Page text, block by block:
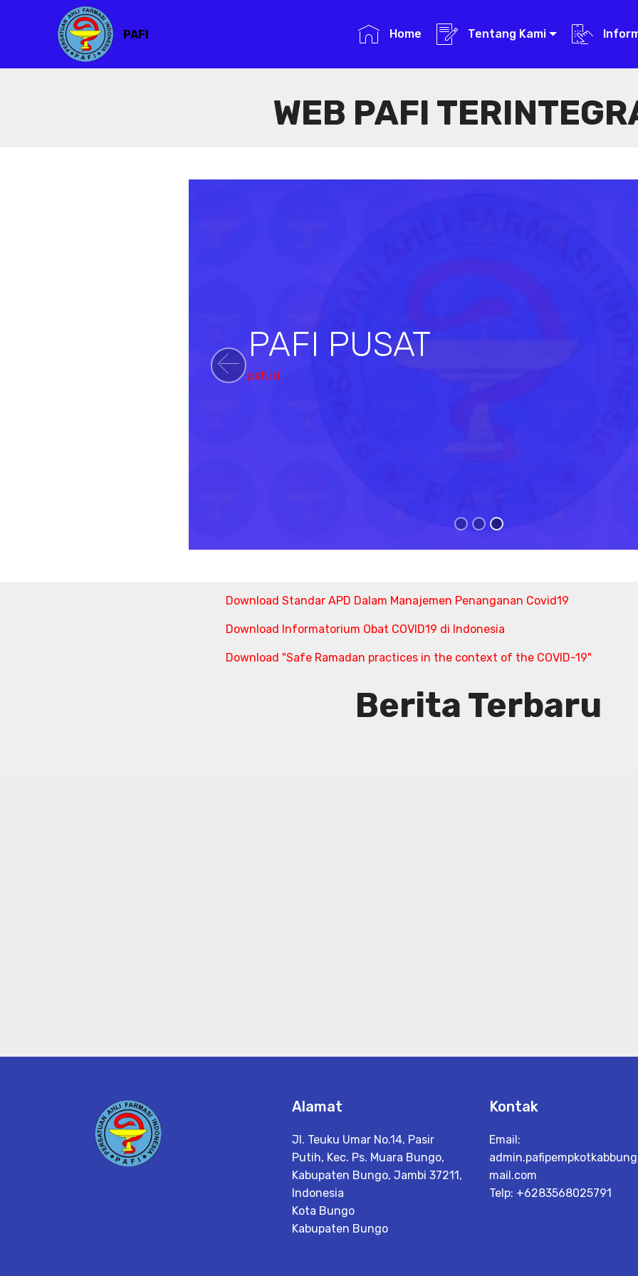
PAFI Home Tentang Kami
WEB PAFI
PAFI PUSAT
pafi.id
Previous
Download Standar APD Dalam Manajemen Penanganan Covid19
Download Informatorium Obat COVID19 di Indonesia
Download "Safe Ramadan practices in the context of the COVID-19"
Berita Terbaru
Alamat
Jl. Teuku Umar No.14, Pasir
Putih, Kec. Ps. Muara Bungo,
Kabupaten Bungo, Jambi 37211,
Indonesia
Kota Bungo
Kabupaten Bungo
Kontak
Email:
mail.com
Telp: +6283568025791